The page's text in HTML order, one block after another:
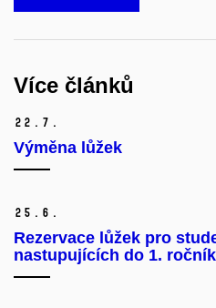
Více článků
22. 7.
Výměna lůžek
25. 6.
Rezervace lůžek pro
nastupujících do 1.